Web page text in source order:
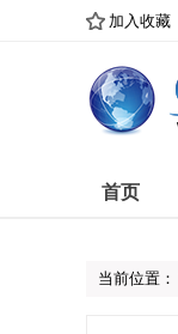
加入收藏
首页
当前位置：